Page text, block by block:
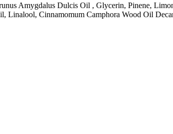
Amygdalus Dulcis Oil , Glycerin, Pinene,
Linalool, Cinnamomum Camphora Wood Oil